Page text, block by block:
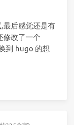
最后感觉还是有
修改了一个
到 hugo 的想